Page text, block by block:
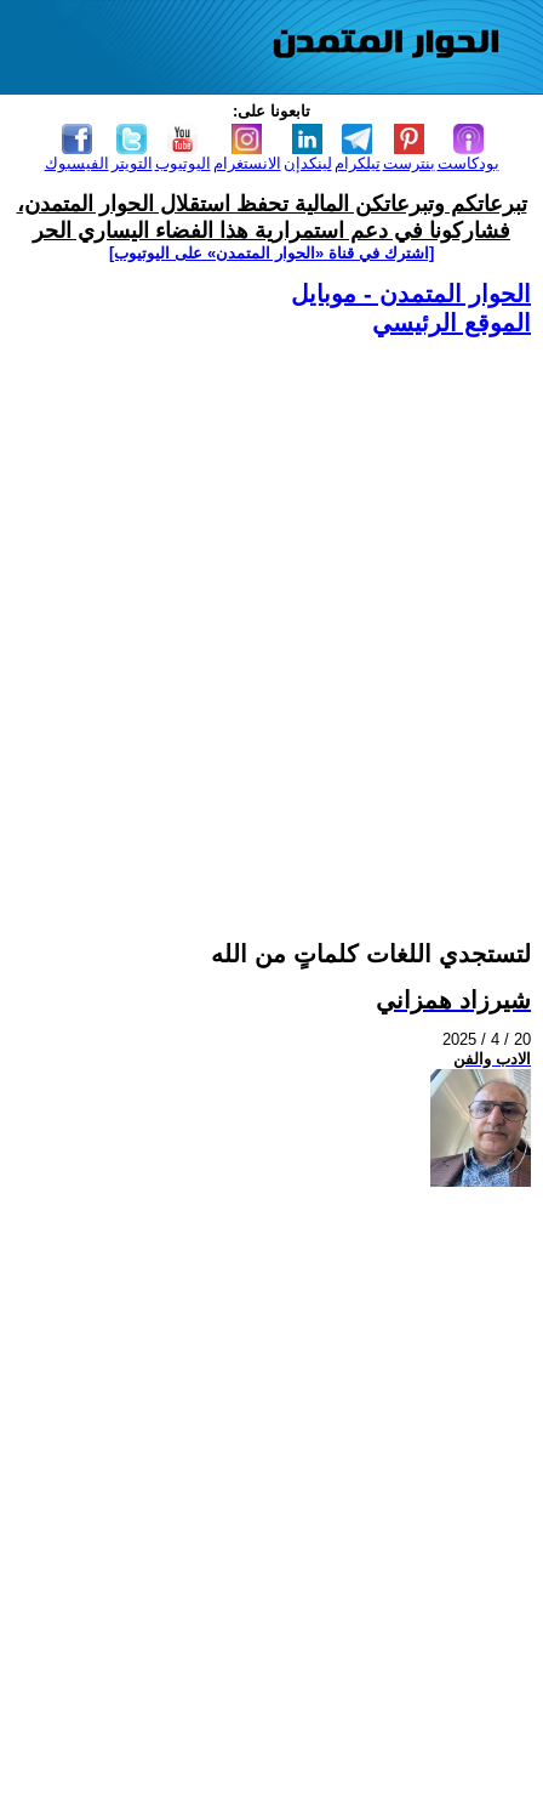
تابعونا على:
الفيسبوك التويتر اليوتيوب الانستغرام لينكدإن تيلكرامبنترست بودكاست
تبرعاتكم وتبرعاتكن المالية تحفظ استقلال الحوار المتمدن،
فشاركونا في دعم استمرارية هذا الفضاء اليساري الحر
[اشترك في قناة ‫«الحوار المتمدن» على اليوتيوب]
الحوار المتمدن - موبايل
الموقع الرئيسي
لتستجدي اللغات كلماتٍ من الله
شيرزاد همزاني
2025 / 4 / 20
الادب والفن